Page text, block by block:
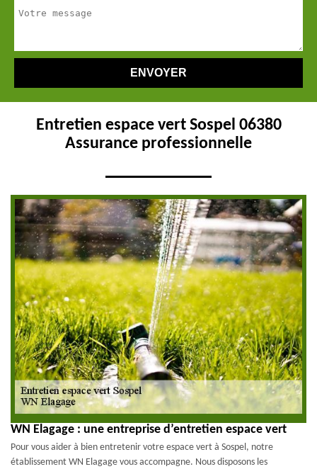
Entretien espace vert Sospel 06380
Assurance professionnelle
WN Elagage : une entreprise d’entretien espace vert
Pour vous aider à bien entretenir votre espace vert à Sospel, notre
établissement WN Elagage vous accompagne. Nous disposons les